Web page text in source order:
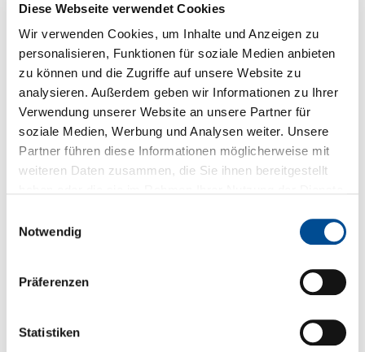
Diese Webseite verwendet Cookies
Wir verwenden Cookies, um Inhalte und Anzeigen zu
personalisieren, Funktionen für soziale Medien anbieten
zu können und die Zugriffe auf unsere Website zu
analysieren. Außerdem geben wir Informationen zu Ihrer
Verwendung unserer Website an unsere Partner für
soziale Medien, Werbung und Analysen weiter. Unsere
Partner führen diese Informationen möglicherweise mit
weiteren Daten zusammen, die Sie ihnen bereitgestellt
Notwendig
Präferenzen
Statistiken
Lieferung & Rücksendungen
Per E-mail versenden
Downloads zum Produkt
Fragen zum Produkt